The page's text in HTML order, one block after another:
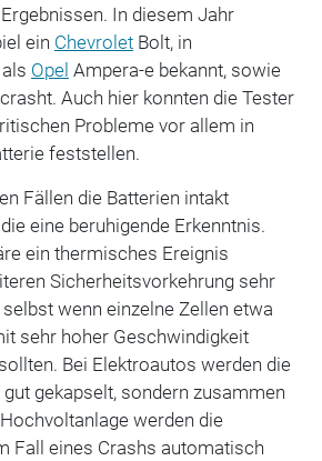
In diesem Jahr
ein ChevroletBolt, in
Opel Ampera-e bekannt, sowie
Auch hier konnten die Tester
Probleme vor allem in
feststellen.
Fällen die Batterien intakt
eine beruhigende Erkenntnis.
ein thermisches Ereignis
Sicherheitsvorkehrung sehr
wenn einzelne Zellen etwa
sehr hoher Geschwindigkeit
Bei Elektroautos werden die
gekapselt, sondern zusammen
werden die
Fall eines Crashs automatisch